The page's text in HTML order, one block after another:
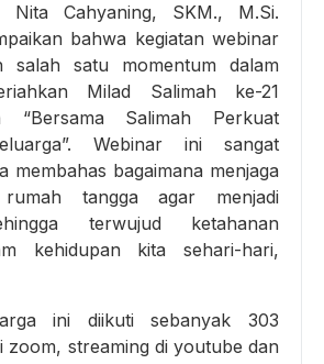
Nita Cahyaning, SKM., M.Si.
bahwa kegiatan webinar
salah satu momentum dalam
Milad Salimah ke-21
“Bersama Salimah Perkuat
Webinar ini sangat
membahas bagaimana menjaga
tangga agar menjadi
terwujud ketahanan
kehidupan kita sehari-hari,
ini diikuti sebanyak 303
zoom, streaming di youtube dan